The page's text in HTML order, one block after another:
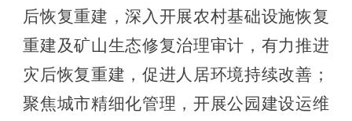
后恢复重建，深入开展农村基础设施恢复
重建及矿山生态修复治理审计，有力推进
灾后恢复重建，促进人居环境持续改善 ；
聚焦城市精细化管理，开展公园建设运维